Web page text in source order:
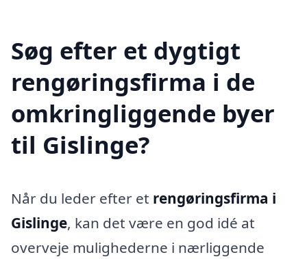
Søg efter et dygtigt
rengøringsfirma i de
omkringliggende byer
til Gislinge?
Når du leder efter et rengøringsfirma i
Gislinge, kan det være en god idé at
overveje mulighederne i nærliggende